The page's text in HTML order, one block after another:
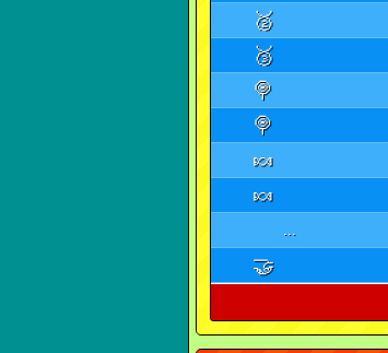
🥈
🥉
🍭
🍭
🍬
🍬
...
🤝